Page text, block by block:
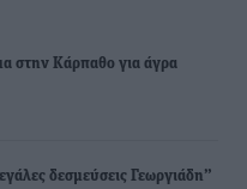
στην Κάρπαθο για άγρα
δεσμεύσεις Γεωργιάδη”